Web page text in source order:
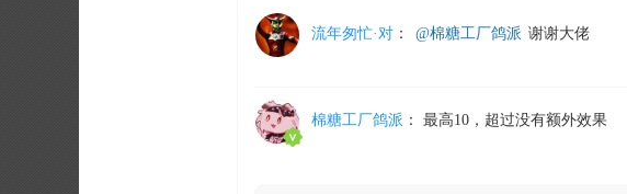
流年匆忙·对： @棉糖工厂鸽派 谢谢大佬
棉糖工厂鸽派 ： 最高10，超过没有额外效果